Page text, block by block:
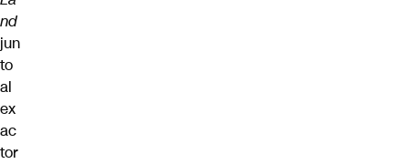
nd
jun
to
al
ex
ac
tor